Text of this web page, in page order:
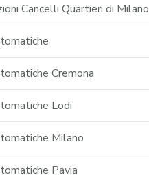
Cancelli Quartieri di Milano
Cremona
Lodi
Milano
Pavia